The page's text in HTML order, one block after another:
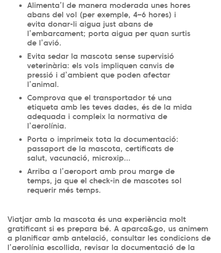
Alimenta’l de manera moderada unes hores
abans del vol (per exemple, 4–6 hores) i
evita donar-li aigua just abans de
l’embarcament; porta aigua per quan surtis
de l’avió.
Evita sedar la mascota sense supervisió
veterinària: els vols impliquen canvis de
pressió i d’ambient que poden afectar
l’animal.
Comprova que el transportador té una
etiqueta amb les teves dades, és de la mida
adequada i compleix la normativa de
l’aerolínia.
Porta o imprimeix tota la documentació:
passaport de la mascota, certificats de
salut, vacunació, microxip…
Arriba a l’aeroport amb prou marge de
temps, ja que el check-in de mascotes sol
requerir més temps.
Viatjar amb la mascota és una experiència molt
gratificant si es prepara bé. A aparca&go, us animem
a planificar amb antelació, consultar les condicions de
l’aerolínia escollida, revisar la documentació de la